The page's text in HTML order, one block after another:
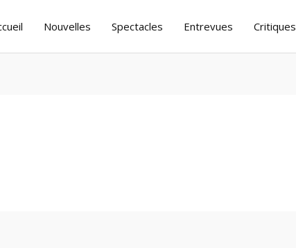
Nouvelles Spectacles Entrevues Critiques